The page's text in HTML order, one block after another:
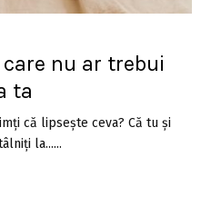
nu ar trebui
ta
că lipsește ceva? Că tu și
la......